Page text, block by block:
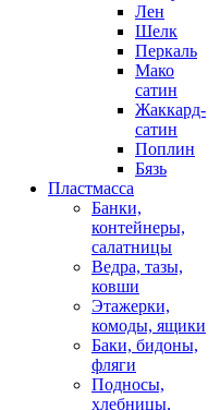
Лен
Шелк
Перкаль
Мако
сатин
Жаккард-
сатин
Поплин
Бязь
Пластмасса
Банки,
контейнеры,
салатницы
Ведра, тазы,
ковши
Этажерки,
комоды, ящики
Баки, бидоны,
фляги
Подносы,
хлебницы,